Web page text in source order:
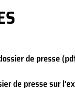
de presse
de presse sur